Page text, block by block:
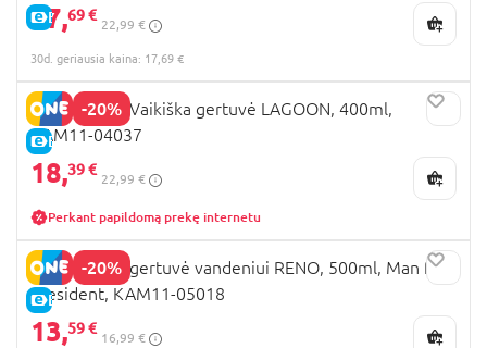
E-KAINA
17,69 €
22,99 €
30d. geriausia kaina: 17,69 €
-20%
E-KAINA
KAMBUKKA Vaikiška gertuvė LAGOON, 400ml,
KAM11-04037
18,39 €
22,99 €
Perkant papildomą prekę internetu
-20%
E-KAINA
KAMBUKKA gertuvė vandeniui RENO, 500ml, Man for
President, KAM11-05018
13,59 €
16,99 €